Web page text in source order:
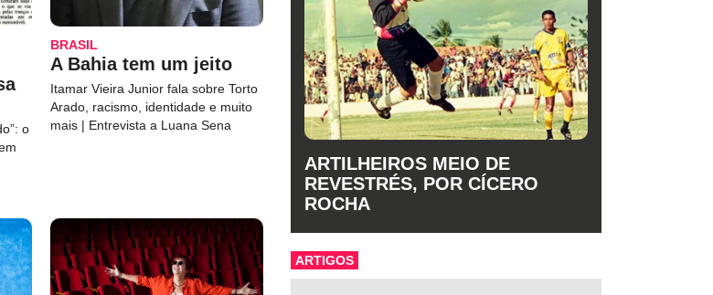
o
BRASIL
A Bahia tem um jeito
Itamar Vieira Junior fala sobre Torto
Arado, racismo, identidade e muito
mais | Entrevista a Luana Sena
ARTILHEIROS MEIO DE
REVESTRÉS, POR CÍCERO
ROCHA
ARTIGOS